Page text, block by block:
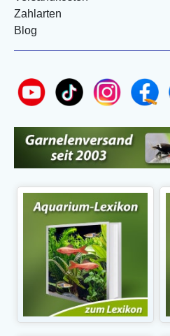
Zahlarten
Blog